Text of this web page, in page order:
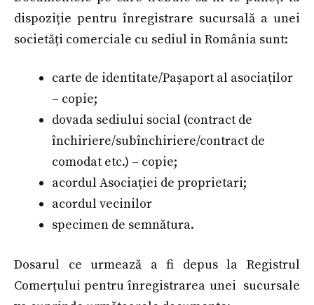
dispoziție pentru înregistrare sucursală a unei
societăți comerciale cu sediul in România sunt:
carte de identitate/Pașaport al asociaților
– copie;
dovada sediului social (contract de
închiriere/subînchiriere/contract de
comodat etc.) – copie;
acordul Asociației de proprietari;
acordul vecinilor
specimen de semnătura.
Dosarul ce urmează a fi depus la Registrul
Comerțului pentru înregistrarea unei sucursale